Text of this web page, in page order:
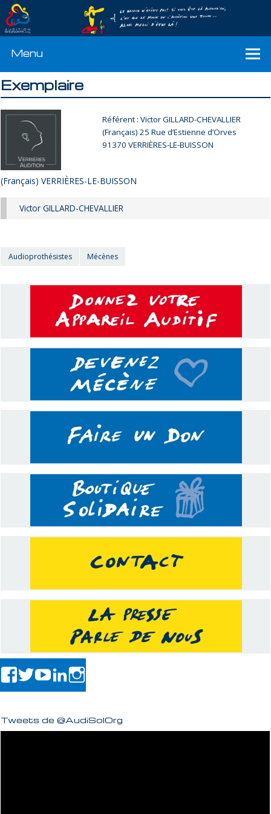
Menu
Exemplaire
Référent : Victor GILLARD-CHEVALLIER
(Français)25 Rue d’Estienne d’Orves
91370 VERRIÈRES-LE-BUISSON
(Français) VERRIÈRES-LE-BUISSON
Victor GILLARD-CHEVALLIER
Audioprothésistes Mécènes
Tweets de @AudiSolOrg